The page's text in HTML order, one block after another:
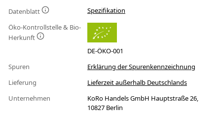
Datenblatt
Spezifikation
Öko-Kontrollstelle & Bio-
Herkunft
DE-ÖKO-001
Spuren
Erklärung der Spurenkennzeichnung
Lieferung
Lieferzeit außerhalb Deutschlands
Unternehmen
KoRo Handels GmbH Hauptstraße 26,
10827 Berlin